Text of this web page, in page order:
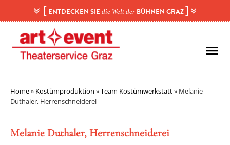
content
[ ENTDECKEN SIE die Welt derBÜHNEN GRAZ]
menu
Home» Kostümproduktion »Team Kostümwerkstatt» Melanie
Duthaler, Herrenschneiderei
Melanie Duthaler, Herrenschneiderei